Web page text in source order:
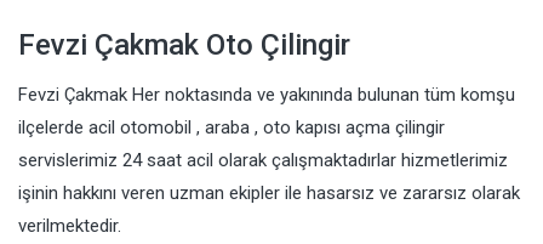
Fevzi Çakmak Oto Çilingir
Fevzi Çakmak Her noktasında ve yakınında bulunan tüm komşu
ilçelerde acil otomobil , araba , oto kapısı açma çilingir
servislerimiz 24 saat acil olarak çalışmaktadırlar hizmetlerimiz
işinin hakkını veren uzman ekipler ile hasarsız ve zararsız olarak
verilmektedir.